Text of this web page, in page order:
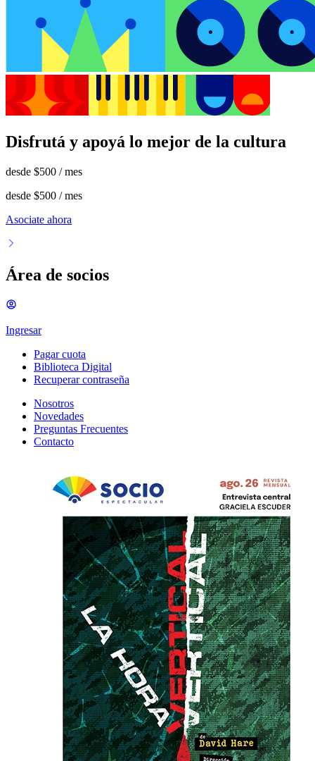
Disfrutá y apoyá lo mejor de la cultura
desde $500 / mes
desde $500 / mes
Asociate ahora
Área de socios
Ingresar
Pagar cuota
Biblioteca Digital
Recuperar contraseña
Nosotros
Novedades
Preguntas Frecuentes
Contacto